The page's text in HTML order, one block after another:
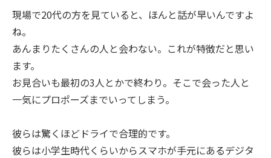
現場で20代の方を見ていると、ほんと話が早いんですよ
ね。
あんまりたくさんの人と会わない。これが特徴だと思い
ます。
お見合いも最初の3人とかで終わり。そこで会った人と
一気にプロポーズまでいってしまう。
彼らは驚くほどドライで合理的です。
彼らは小学生時代くらいからスマホが手元にあるデジタ